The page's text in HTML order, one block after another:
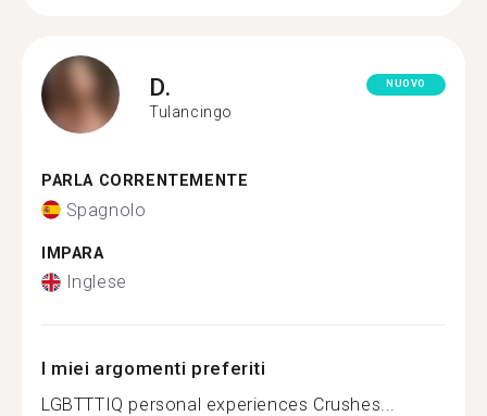
D.
Tulancingo
NUOVO
PARLA CORRENTEMENTE
Spagnolo
IMPARA
Inglese
I miei argomenti preferiti
LGBTTTIQ personal experiences Crushes...